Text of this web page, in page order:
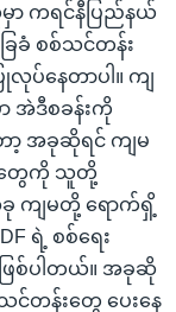
မှာ ကရင်နီပြည်နယ်
ေခံ စစ်သင်တန်း
ပ်နေတာပါ။ ကျ
အဲဒီစခန်းကို
ာ့ အခုဆိုရင် ကျမ
စ်တွေကို သူတို့
ခု ကျမတို့ ရောက်ရှိ့
ရဲ့ စစ်ရေး
ြစ်ပါတယ်။ အခုဆို
တန်းတွေ ပေးနေ